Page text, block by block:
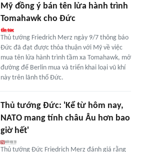
Mỹ đồng ý bán tên lửa hành trình
Tomahawk cho Đức
Thủ tướng Friedrich Merz ngày 9/7 thông báo
Đức đã đạt được thỏa thuận với Mỹ về việc
mua tên lửa hành trình tầm xa Tomahawk, mở
đường để Berlin mua và triển khai loại vũ khí
này trên lãnh thổ Đức.
Thủ tướng Đức: 'Kể từ hôm nay,
NATO mang tính châu Âu hơn bao
giờ hết'
Thủ tướng Đức Friedrich Merz đánh giá rằng